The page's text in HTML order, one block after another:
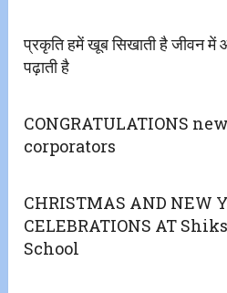
प्रकृति हमें खूब सिखाती है जीवन में
पढ़ाती है
CONGRATULATIONS
corporators
CHRISTMAS AND NEW
CELEBRATIONS AT
School